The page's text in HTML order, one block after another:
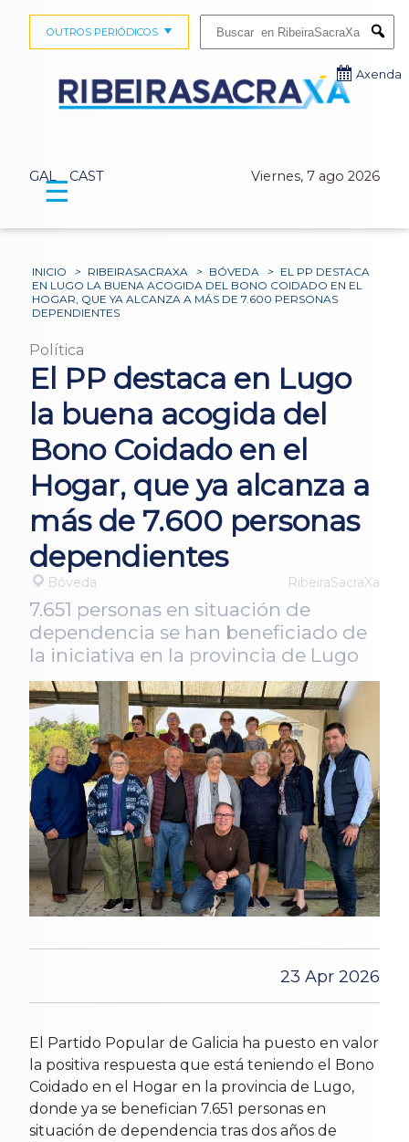
GAL CAST Viernes, 7 ago 2026
OUTROS PERIÓDICOS
Axenda
☰
INICIO > RIBEIRASACRAXA > BÓVEDA > EL PP DESTACA
EN LUGO LA BUENA ACOGIDA DEL BONO COIDADO EN EL
HOGAR, QUE YA ALCANZA A MÁS DE 7.600 PERSONAS
DEPENDIENTES
Política
El PP destaca en Lugo
la buena acogida del
Bono Coidado en el
Hogar, que ya alcanza a
más de 7.600 personas
dependientes
Bóveda RibeiraSacraXa
7.651 personas en situación de
dependencia se han beneficiado de
la iniciativa en la provincia de Lugo
23 Apr 2026
El Partido Popular de Galicia ha puesto en valor
la positiva respuesta que está teniendo el Bono
Coidado en el Hogar en la provincia de Lugo,
donde ya se benefician 7.651 personas en
situación de dependencia tras dos años de